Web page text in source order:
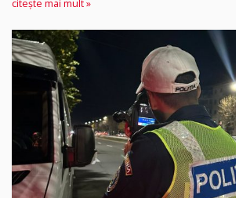
citește mai mult »